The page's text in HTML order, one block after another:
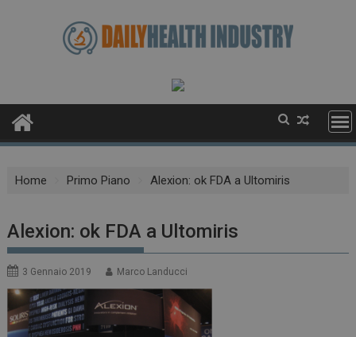
Home Primo Piano Alexion: ok FDA a Ultomiris
Alexion: ok FDA a Ultomiris
3 Gennaio 2019 Marco Landucci